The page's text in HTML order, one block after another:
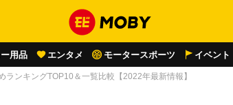
用品 エンタメ モータースポーツ イベント
ランキングTOP10＆一覧比較【2022年最新情報】